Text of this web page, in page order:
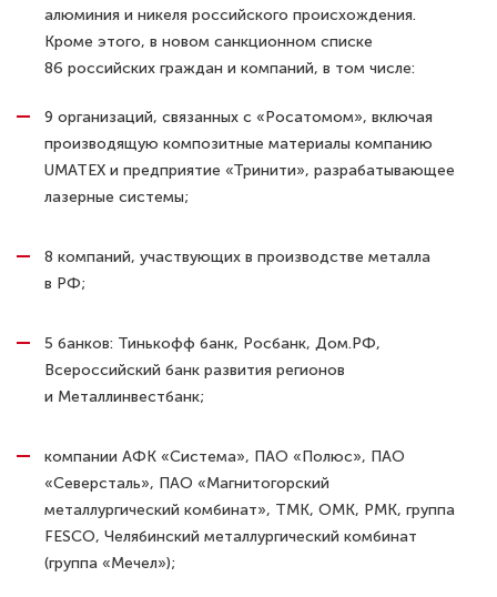
алюминия и никеля российского происхождения.
Кроме этого, в новом санкционном списке
86 российских граждан и компаний, в том числе:
9 организаций, связанных с «Росатомом», включая
производящую композитные материалы компанию
UMATEX и предприятие «Тринити», разрабатывающее
лазерные системы;
8 компаний, участвующих в производстве металла
в РФ;
5 банков: Тинькофф банк, Росбанк, Дом.РФ,
Всероссийский банк развития регионов
и Металлинвестбанк;
компании АФК «Система», ПАО «Полюс», ПАО
«Северсталь», ПАО «Магнитогорский
металлургический комбинат», ТМК, ОМК, РМК, группа
FESCO, Челябинский металлургический комбинат
(группа «Мечел»);